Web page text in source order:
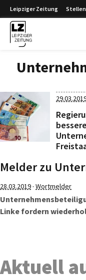
Leipziger Zeitung
Melder zu
28.03.2019· Wortmelder
Linke fordern
Aktuell